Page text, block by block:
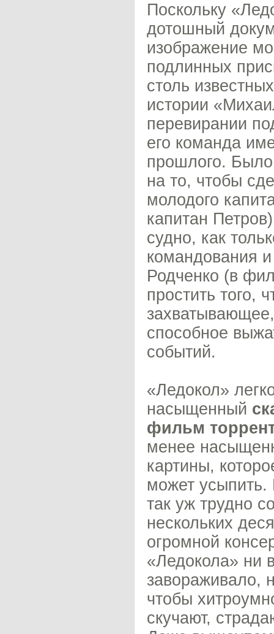
Поскольку
дотошный
изображение
подлинных
столь
истории
перевирании
его команда
прошлого.
на то, чтобы
молодого
капитан
судно, как
командования
Родченко (в
простить того,
способное
событий.
«Ледокол»
насыщенный
фильм
менее
картины,
может усыпить.
так уж трудно
нескольких
огромной
«Ледокола» ни
завораживало,
чтобы
скучают,